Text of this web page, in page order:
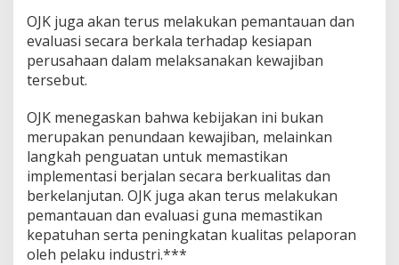
OJK juga akan terus melakukan pemantauan dan
evaluasi secara berkala terhadap kesiapan
perusahaan dalam melaksanakan kewajiban
tersebut.
OJK menegaskan bahwa kebijakan ini bukan
merupakan penundaan kewajiban, melainkan
langkah penguatan untuk memastikan
implementasi berjalan secara berkualitas dan
berkelanjutan. OJK juga akan terus melakukan
pemantauan dan evaluasi guna memastikan
kepatuhan serta peningkatan kualitas pelaporan
oleh pelaku industri.***